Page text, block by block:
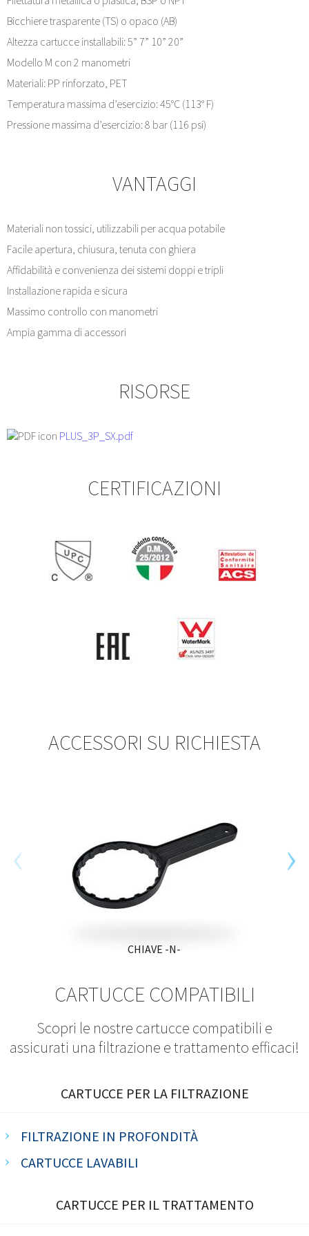
Bicchiere trasparente (TS) o opaco (AB)
Altezza cartucce installabili: 5” 7” 10” 20”
Modello M con 2 manometri
Materiali: PP rinforzato, PET
Temperatura massima d’esercizio: 45°C (113° F)
Pressione massima d’esercizio: 8 bar (116 psi)
VANTAGGI
Materiali non tossici, utilizzabili per acqua potabile
Facile apertura, chiusura, tenuta con ghiera
Affidabilità e convenienza dei sistemi doppi e tripli
Installazione rapida e sicura
Massimo controllo con manometri
Ampia gamma di accessori
RISORSE
PLUS_3P_SX.pdf
CERTIFICAZIONI
ACCESSORI SU RICHIESTA
CHIAVE -N-
CARTUCCE COMPATIBILI
Scopri le nostre cartucce compatibili e
assicurati una filtrazione e trattamento efficaci!
CARTUCCE PER LA FILTRAZIONE
FILTRAZIONE IN PROFONDITÀ
CARTUCCE LAVABILI
CARTUCCE PER IL TRATTAMENTO